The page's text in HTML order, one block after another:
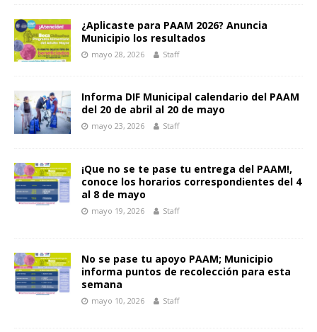
k p er k r
¿Aplicaste para PAAM 2026? Anuncia
Municipio los resultados
mayo 28, 2026 Staff
Informa DIF Municipal calendario del PAAM
del 20 de abril al 20 de mayo
mayo 23, 2026 Staff
¡Que no se te pase tu entrega del PAAM!,
conoce los horarios correspondientes del 4
al 8 de mayo
mayo 19, 2026 Staff
No se pase tu apoyo PAAM; Municipio
informa puntos de recolección para esta
semana
mayo 10, 2026 Staff